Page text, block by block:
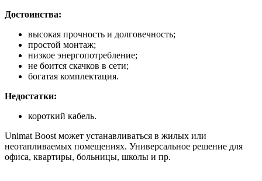
Достоинства:
высокая прочность и долговечность;
простой монтаж;
низкое энергопотребление;
не боится скачков в сети;
богатая комплектация.
Недостатки:
короткий кабель.
Unimat Boost может устанавливаться в жилых или
неотапливаемых помещениях. Универсальное решение для
офиса, квартиры, больницы, школы и пр.